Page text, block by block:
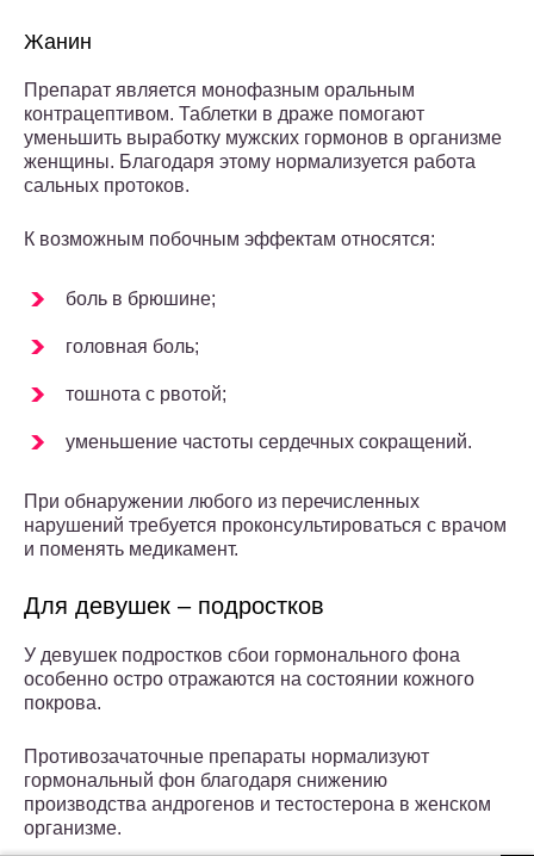
Жанин
Препарат является монофазным оральным
контрацептивом. Таблетки в драже помогают
уменьшить выработку мужских гормонов в организме
женщины. Благодаря этому нормализуется работа
сальных протоков.
К возможным побочным эффектам относятся:
боль в брюшине;
головная боль;
тошнота с рвотой;
уменьшение частоты сердечных сокращений.
При обнаружении любого из перечисленных
нарушений требуется проконсультироваться с врачом
и поменять медикамент.
Для девушек – подростков
У девушек подростков сбои гормонального фона
особенно остро отражаются на состоянии кожного
покрова.
Противозачаточные препараты нормализуют
гормональный фон благодаря снижению
производства андрогенов и тестостерона в женском
организме.